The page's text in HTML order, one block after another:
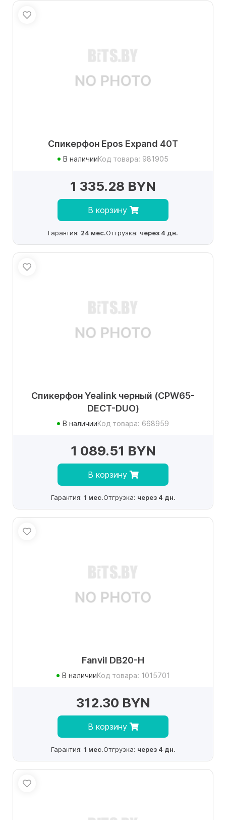
Спикерфон Epos Expand 40T
В наличииКод товара: 981905
1 335.28 BYN
В корзину
Гарантия: 24 мес.Отгрузка: через 4 дн.
Спикерфон Yealink черный (CPW65-
DECT-DUO)
В наличииКод товара: 668959
1 089.51 BYN
В корзину
Гарантия: 1 мес.Отгрузка: через 4 дн.
Fanvil DB20-H
В наличииКод товара: 1015701
312.30 BYN
В корзину
Гарантия: 1 мес.Отгрузка: через 4 дн.